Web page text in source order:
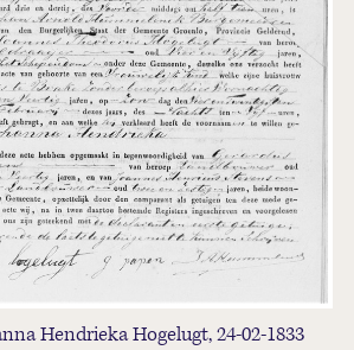
Hendrieka Hogelugt, 24-02-1833